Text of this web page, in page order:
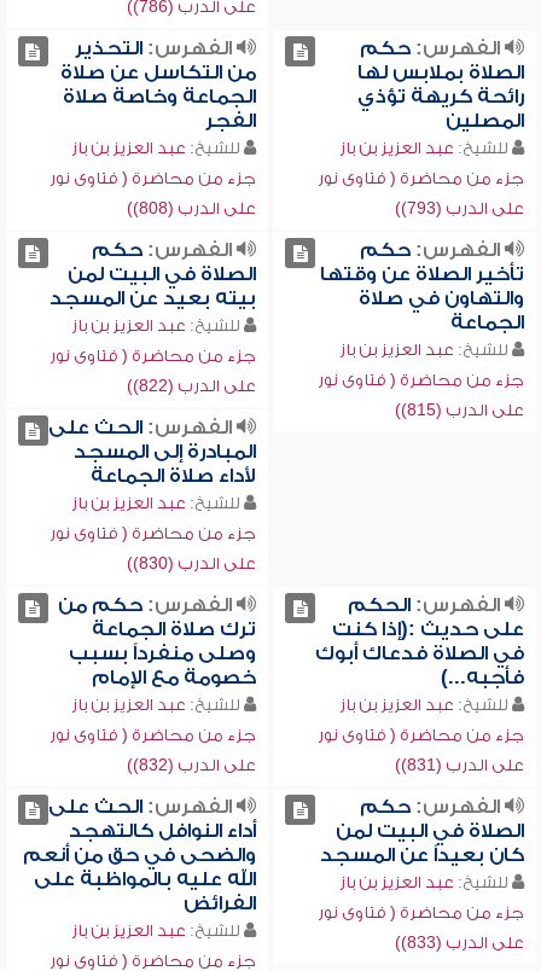
على الدرب (786))
الفهرس:حكم
الصلاة بملابس لها
رائحة كريهة تؤذي
المصلين
للشيخ: عبد العزيز بن باز
جزء من محاضرة ( فتاوى نور
على الدرب (793))
الفهرس:التحذير
من التكاسل عن صلاة
الجماعة وخاصة صلاة
الفجر
للشيخ: عبد العزيز بن باز
جزء من محاضرة ( فتاوى نور
على الدرب (808))
الفهرس:حكم
تأخير الصلاة عن وقتها
والتهاون في صلاة
الجماعة
للشيخ: عبد العزيز بن باز
جزء من محاضرة ( فتاوى نور
على الدرب (815))
الفهرس:حكم
الصلاة في البيت لمن
بيته بعيد عن المسجد
للشيخ: عبد العزيز بن باز
جزء من محاضرة ( فتاوى نور
على الدرب (822))
الفهرس:الحث على
المبادرة إلى المسجد
لأداء صلاة الجماعة
للشيخ: عبد العزيز بن باز
جزء من محاضرة ( فتاوى نور
على الدرب (830))
الفهرس:الحكم
على حديث :(إذا كنت
في الصلاة فدعاك أبوك
فأجبه...)
للشيخ: عبد العزيز بن باز
جزء من محاضرة ( فتاوى نور
على الدرب (831))
الفهرس:حكم من
ترك صلاة الجماعة
وصلى منفرداً بسبب
خصومة مع الإمام
للشيخ: عبد العزيز بن باز
جزء من محاضرة ( فتاوى نور
على الدرب (832))
الفهرس:حكم
الصلاة في البيت لمن
كان بعيداً عن المسجد
للشيخ: عبد العزيز بن باز
جزء من محاضرة ( فتاوى نور
على الدرب (833))
الفهرس:الحث على
أداء النوافل كالتهجد
والضحى في حق من أنعم
الله عليه بالمواظبة على
الفرائض
للشيخ: عبد العزيز بن باز
جزء من محاضرة ( فتاوى نور